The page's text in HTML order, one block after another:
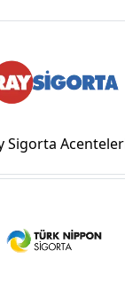
Sigorta